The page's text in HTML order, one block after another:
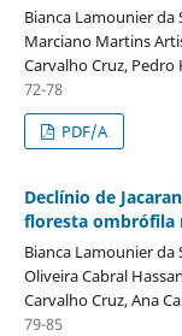
Bianca Lamounier da
Marciano Martins
Carvalho Cruz, Pedro
72-78
PDF/A
Declínio de
floresta ombrófila
Bianca Lamounier
Oliveira Cabral
Carvalho Cruz, Ana
79-85